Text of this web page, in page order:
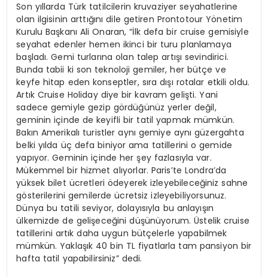
Son yıllarda Türk tatilcilerin kruvaziyer seyahatlerine
olan ilgisinin arttığını dile getiren Prontotour Yönetim
Kurulu Başkanı Ali Onaran, “İlk defa bir cruise gemisiyle
seyahat edenler hemen ikinci bir turu planlamaya
başladı. Gemi turlarına olan talep artışı sevindirici.
Bunda tabii ki son teknoloji gemiler, her bütçe ve
keyfe hitap eden konseptler, sıra dışı rotalar etkili oldu.
Artık Cruise Holiday diye bir kavram gelişti. Yani
sadece gemiyle gezip gördüğünüz yerler değil,
geminin içinde de keyifli bir tatil yapmak mümkün.
Bakın Amerikalı turistler aynı gemiye aynı güzergahta
belki yılda üç defa biniyor ama tatillerini o gemide
yapıyor. Geminin içinde her şey fazlasıyla var.
Mükemmel bir hizmet alıyorlar. Paris’te Londra’da
yüksek bilet ücretleri ödeyerek izleyebileceğiniz sahne
gösterilerini gemilerde ücretsiz izleyebiliyorsunuz.
Dünya bu tatili seviyor, dolayısıyla bu anlayışın
ülkemizde de gelişeceğini düşünüyorum. Üstelik cruise
tatillerini artık daha uygun bütçelerle yapabilmek
mümkün. Yaklaşık 40 bin TL fiyatlarla tam pansiyon bir
hafta tatil yapabilirsiniz” dedi.